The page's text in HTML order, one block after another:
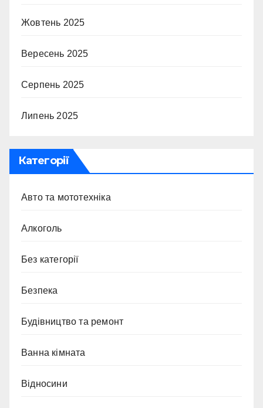
Жовтень 2025
Вересень 2025
Серпень 2025
Липень 2025
Категорії
Авто та мототехніка
Алкоголь
Без категорії
Безпека
Будівництво та ремонт
Ванна кімната
Відносини